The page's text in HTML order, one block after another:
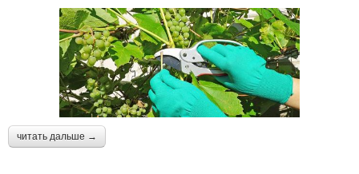
читать дальше →